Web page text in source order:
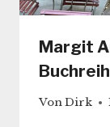
Margit
VonDirk